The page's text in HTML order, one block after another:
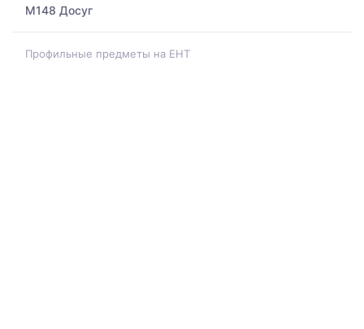
M148 Досуг
Профильные предметы на ЕНТ